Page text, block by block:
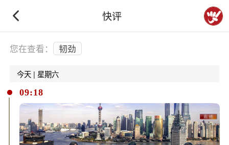
快评
下拉刷新
您在查看： 韧劲
今天 | 星期六
09:18